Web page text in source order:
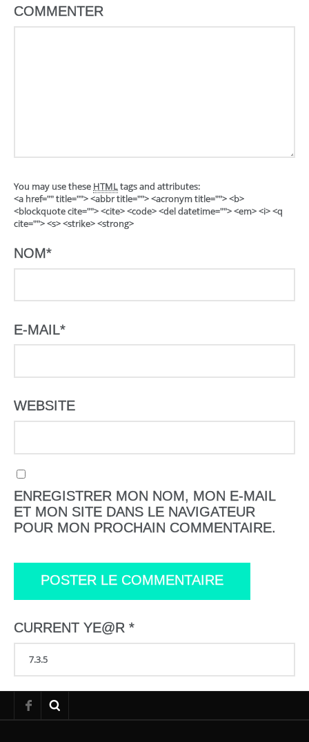
COMMENTER
You may use these HTMLtags and attributes:
<a href="" title=""> <abbr title=""> <acronym title=""> <b>
<blockquote cite=""> <cite> <code> <del datetime=""> <em> <i> <q
cite=""> <s> <strike> <strong>
NOM*
E-MAIL*
WEBSITE
ENREGISTRER MON NOM, MON E-MAIL
ET MON SITE DANS LE NAVIGATEUR
POUR MON PROCHAIN COMMENTAIRE.
CURRENT YE@R *